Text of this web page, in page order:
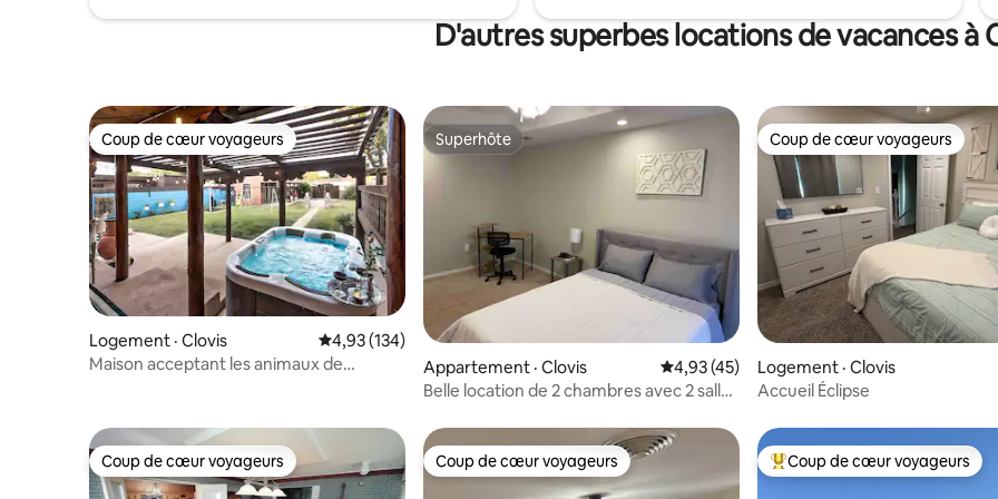
D'autres superbes locations de vacances à
Coup de cœur voyageurs
Coup de cœur voyageurs
Logement · Clovis Note moyenne de 4,93 sur 5, 134 commentaires
4,93 (134)
Maison acceptant les animaux de
Superhôte
Superhôte
Appartement · Clovis Note moyenne de 4,93 sur 5, 45
4,93 (45)
Belle location de 2 chambres avec 2 salles
Coup de cœur voyageurs
Coup de cœur voyageurs
Logement · Clovis
Accueil Éclipse
Coup de cœur voyageurs
Coup de cœur voyageurs Coup de cœur voyageurs
Coup de cœur voyageurs Coup de cœur voyageurs
Coup de cœur voyageurs